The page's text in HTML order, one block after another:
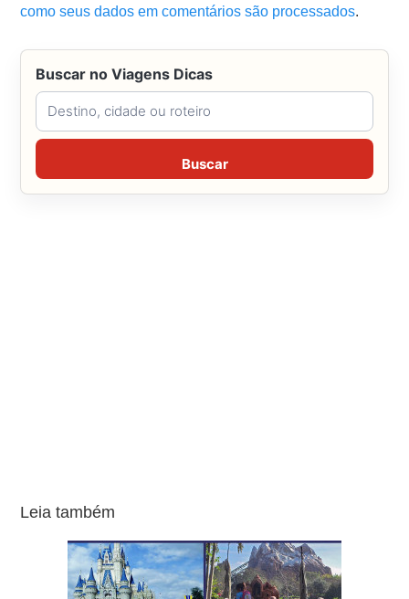
como seus dados em comentários são processados.
Buscar no Viagens Dicas
Buscar no Viagens Dicas
Buscar
Leia também